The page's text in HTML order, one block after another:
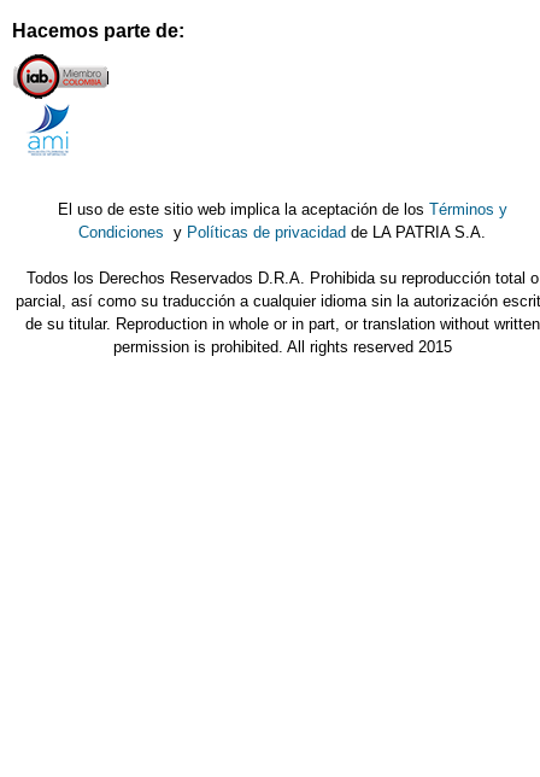
Hacemos parte de:
El uso de este sitio web implica la aceptación de los Términos y
Condiciones y Políticas de privacidad de LA PATRIA S.A.
Todos los Derechos Reservados D.R.A. Prohibida su reproducción total o
parcial, así como su traducción a cualquier idioma sin la autorización
de su titular. Reproduction in whole or in part, or translation without written
permission is prohibited. All rights reserved 2015